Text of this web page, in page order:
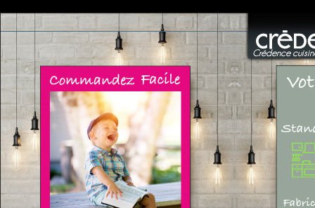
Crédence